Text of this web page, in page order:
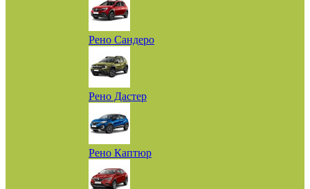
Рено Сандеро
Рено Дастер
Рено Каптюр